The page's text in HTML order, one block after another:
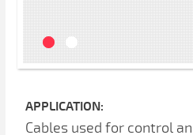
APPLICATION:
Cables used for control